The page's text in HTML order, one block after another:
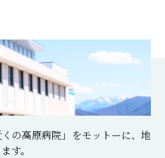
の高原病院」をモットーに、地
す。